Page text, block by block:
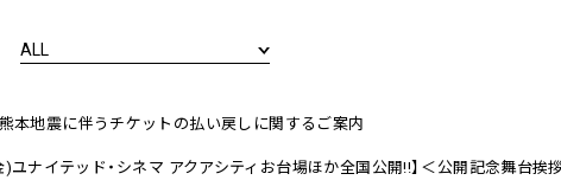
ALL
本地震に伴うチケットの払い戻しに関するご案内
)ユナイテッド・シネマ アクアシティお台場ほか全国公開!!】＜公開記念舞台挨